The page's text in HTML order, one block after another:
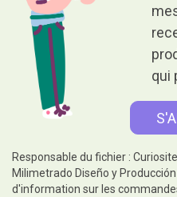
qui
Responsable du fichier :
Milimetrado Diseño y
d'information sur les